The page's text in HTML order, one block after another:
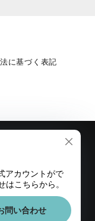
に基づく表記
BUSO